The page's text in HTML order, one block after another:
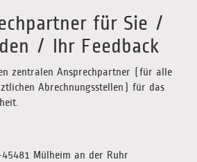
für Sie /
/ Ihr Feedback
zentralen Ansprechpartner (für alle
Abrechnungsstellen) für das
45481 Mülheim an der Ruhr